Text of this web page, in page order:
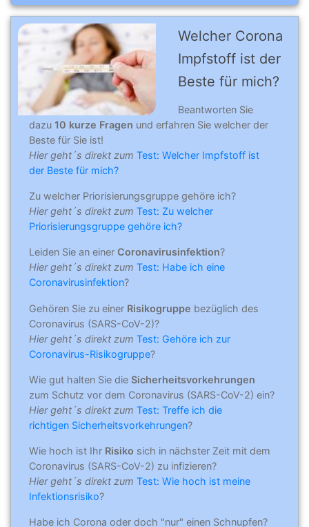
Welcher Corona
Impfstoff ist der
Beste für mich?
Beantworten Sie
dazu 10 kurze Fragen und erfahren Sie welcher der
Beste für Sie ist!
Hier geht´s direkt zum Test: Welcher Impfstoff ist
der Beste für mich?
Zu welcher Priorisierungsgruppe gehöre ich?
Hier geht´s direkt zum Test: Zu welcher
Priorisierungsgruppe gehöre ich?
Leiden Sie an einer Coronavirusinfektion?
Hier geht´s direkt zum Test: Habe ich eine
Coronavirusinfektion?
Gehören Sie zu einer Risikogruppe bezüglich des
Coronavirus (SARS-CoV-2)?
Hier geht´s direkt zum Test: Gehöre ich zur
Coronavirus-Risikogruppe?
Wie gut halten Sie die Sicherheitsvorkehrungen
zum Schutz vor dem Coronavirus (SARS-CoV-2) ein?
Hier geht´s direkt zum Test: Treffe ich die
richtigen Sicherheitsvorkehrungen?
Wie hoch ist Ihr Risiko sich in nächster Zeit mit dem
Coronavirus (SARS-CoV-2) zu infizieren?
Hier geht´s direkt zum Test: Wie hoch ist meine
Infektionsrisiko?
Habe ich Corona oder doch "nur" einen Schnupfen?